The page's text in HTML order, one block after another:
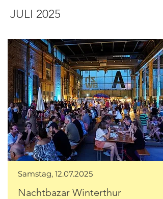
JULI 2025
Samstag, 12.07.2025
Nachtbazar Winterthur